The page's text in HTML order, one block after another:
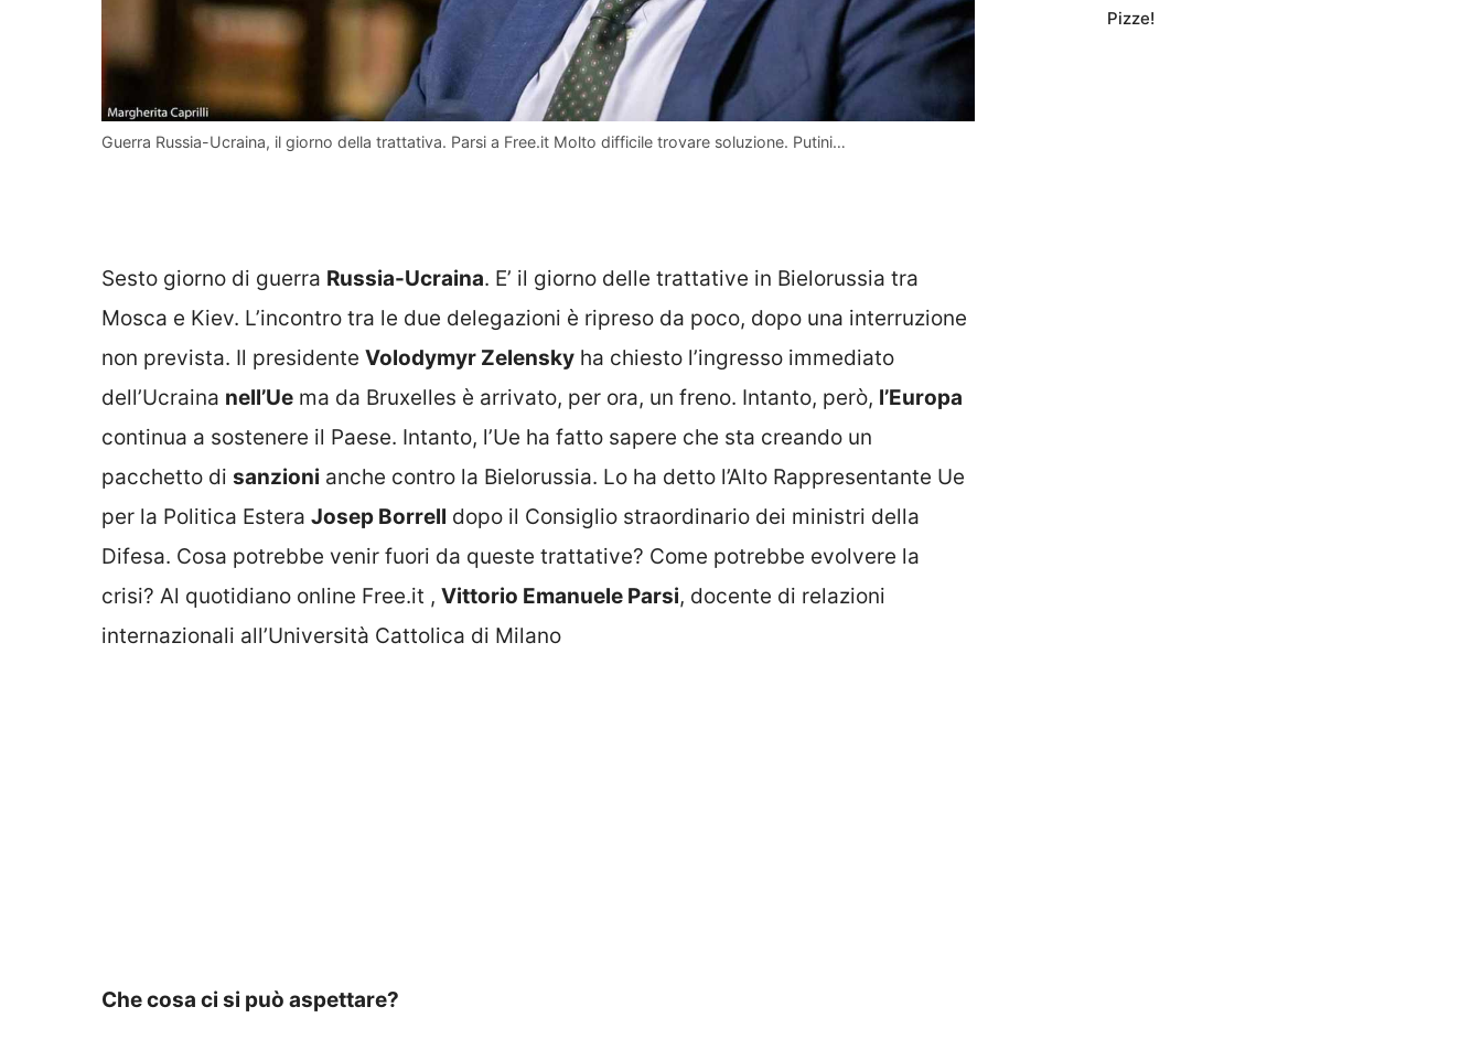
Guerra Russia-Ucraina, il giorno della trattativa. Parsi a Free.it Molto difficile trovare soluzione. Putini…
Sesto giorno di guerra Russia-Ucraina. E’ il giorno delle trattative in Bielorussia tra
Mosca e Kiev. L’incontro tra le due delegazioni è ripreso da poco, dopo una interruzione
non prevista. Il presidente Volodymyr Zelensky ha chiesto l’ingresso immediato
dell’Ucraina nell’Ue ma da Bruxelles è arrivato, per ora, un freno. Intanto, però, l’Europa
continua a sostenere il Paese. Intanto, l’Ue ha fatto sapere che sta creando un
pacchetto di sanzioni anche contro la Bielorussia. Lo ha detto l’Alto Rappresentante Ue
per la Politica Estera Josep Borrell dopo il Consiglio straordinario dei ministri della
Difesa. Cosa potrebbe venir fuori da queste trattative? Come potrebbe evolvere la
crisi? Al quotidiano online Free.it , Vittorio Emanuele Parsi, docente di relazioni
internazionali all’Università Cattolica di Milano
Che cosa ci si può aspettare?
Pizze!